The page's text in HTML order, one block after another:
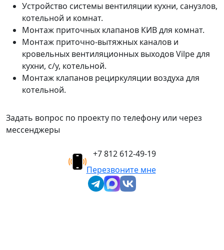
Устройство системы вентиляции кухни, санузлов,
котельной и комнат.
Монтаж приточных клапанов КИВ для комнат.
Монтаж приточно-вытяжных каналов и
кровельных вентиляционных выходов Vilpe для
кухни, с/у, котельной.
Монтаж клапанов рециркуляции воздуха для
котельной.
Задать вопрос по проекту по телефону или через
мессенджеры
+7 812 612-49-19
Перезвоните мне